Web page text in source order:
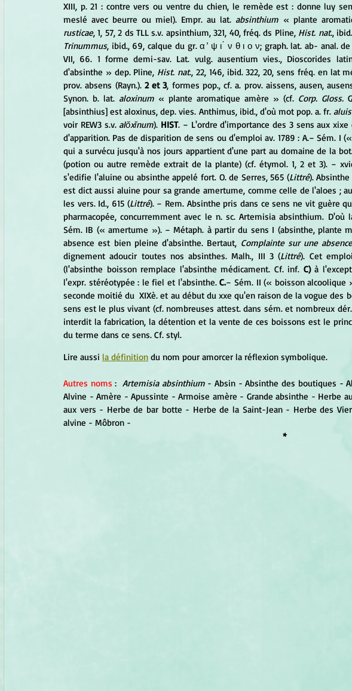
XIII, p. 21 : contre vers ou ventre du chien, le remède est : donne luy
meslé avec beurre ou miel). Empr. au lat. absinthium « plante
rusticae, 1, 57, 2 ds TLL s.v. apsinthium, 321, 40, fréq. ds Pline, Hist. nat.
Trinummus, ibid., 69, calque du gr. α ̓ ψ ι ́ ν θ ι ο ν; graph. lat. ab- anal.
VII, 66. 1 forme demi-sav. Lat. vulg. ausentium vies., Dioscorides
d'absinthe » dep. Pline, Hist. nat., 22, 146, ibid. 322, 20, sens fréq. en lat
prov. absens (Rayn.). 2 et 3, formes pop., cf. a. prov. aissens, ausen,
Synon. b. lat. aloxinum « plante aromatique amère » (cf. Corp. Gloss.
[absinthius] est aloxinus, dep. vies. Anthimus, ibid., d'où mot pop. a. fr.
voir REW3 s.v. alŏxĭnum). HIST. − L'ordre d'importance des 3 sens aux
d'apparition. Pas de disparition de sens ou d'emploi av. 1789 : A.− Sém. I
qui a survécu jusqu'à nos jours appartient d'une part au domaine de la
(potion ou autre remède extrait de la plante) (cf. étymol. 1, 2 et 3). −
s'edifie l'aluine ou absinthe appelé fort. O. de Serres, 565 (Littré).
est dict aussi aluine pour sa grande amertume, comme celle de l'aloes ;
les vers. Id., 615 (Littré). − Rem. Absinthe pris dans ce sens ne vit guère
pharmacopée, concurremment avec le n. sc. Artemisia absinthium.
Sém. IB (« amertume »). − Métaph. à partir du sens I (absinthe, plante
absence est bien pleine d'absinthe. Bertaut, Complainte sur une
dignement adoucir toutes nos absinthes. Malh., III 3 (Littré). Cet
(l'absinthe boisson remplace l'absinthe médicament. Cf. inf. C) à
l'expr. stéréotypée : le fiel et l'absinthe. C.− Sém. II (« boisson alcoolique
seconde moitié du  XIXè. et au début du xxe qu'en raison de la vogue des
sens est le plus vivant (cf. nombreuses attest. dans sém. et nombreux
interdit la fabrication, la détention et la vente de ces boissons est le
du terme dans ce sens. Cf. styl.
Lire aussi la définition du nom pour amorcer la réflexion symbolique.
Autres noms : Artemisia absinthium - Absin - Absinthe des boutiques -
Alvine - Amère - Apussinte - Armoise amère - Grande absinthe - Herbe
aux vers - Herbe de bar botte - Herbe de la Saint-Jean - Herbe des
alvine - Môbron -
*